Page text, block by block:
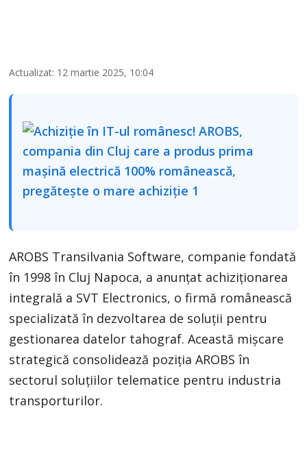
Actualizat: 12 martie 2025, 10:04
AROBS Transilvania Software, companie fondată
în 1998 în Cluj Napoca, a anunțat achiziționarea
integrală a SVT Electronics, o firmă românească
specializată în dezvoltarea de soluții pentru
gestionarea datelor tahograf. Această mișcare
strategică consolidează poziția AROBS în
sectorul soluțiilor telematice pentru industria
transporturilor.